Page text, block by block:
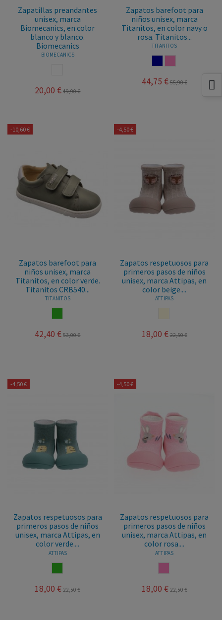
Zapatillas preandantes
unisex, marca
Biomecanics, en color
blanco y blanco.
Biomecanics
BIOMECANICS
20,00 € 49,90 €
Zapatos barefoot para
niños unisex, marca
Titanitos, en color navy o
rosa. Titanitos...
TITANITOS
44,75 € 55,90 €
-10,60 €
Zapatos barefoot para
niños unisex, marca
Titanitos, en color verde.
Titanitos CRB540...
TITANITOS
42,40 € 53,00 €
-4,50 €
Zapatos respetuosos para
primeros pasos de niños
unisex, marca Attipas, en
color beige....
ATTIPAS
18,00 € 22,50 €
-4,50 €
Zapatos respetuosos para
primeros pasos de niños
unisex, marca Attipas, en
color verde....
ATTIPAS
18,00 € 22,50 €
-4,50 €
Zapatos respetuosos para
primeros pasos de niños
unisex, marca Attipas, en
color rosa....
ATTIPAS
18,00 € 22,50 €